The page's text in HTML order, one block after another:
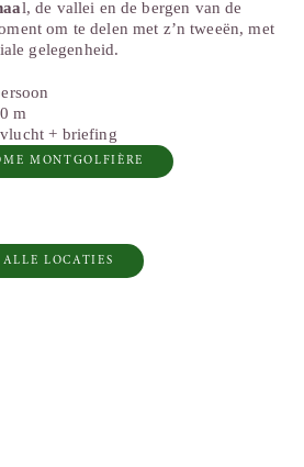
l, de vallei en de bergen van de
om te delen met z’n tweeën, met
gelegenheid.
m
+ briefing
MONTGOLFIÈRE
ALLE LOCATIES